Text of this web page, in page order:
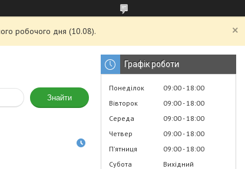
робочого дня (10.08).
Знайти
Графік роботи
Понеділок 09:00 18:00
Вівторок
09:00 18:00
Середа
09:00 18:00
Четвер
09:00 18:00
Пʼятниця
09:00 18:00
Субота
Вихідний